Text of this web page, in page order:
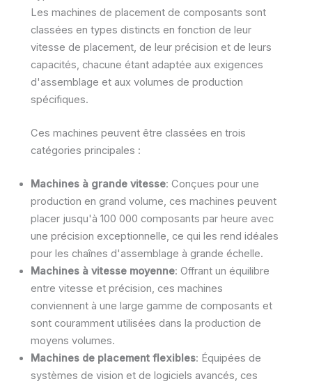
Les machines de placement de composants sont
classées en types distincts en fonction de leur
vitesse de placement, de leur précision et de leurs
capacités, chacune étant adaptée aux exigences
d'assemblage et aux volumes de production
spécifiques.
Ces machines peuvent être classées en trois
catégories principales :
Machines à grande vitesse: Conçues pour une
production en grand volume, ces machines peuvent
placer jusqu'à 100 000 composants par heure avec
une précision exceptionnelle, ce qui les rend idéales
pour les chaînes d'assemblage à grande échelle.
Machines à vitesse moyenne: Offrant un équilibre
entre vitesse et précision, ces machines
conviennent à une large gamme de composants et
sont couramment utilisées dans la production de
moyens volumes.
Machines de placement flexibles: Équipées de
systèmes de vision et de logiciels avancés, ces